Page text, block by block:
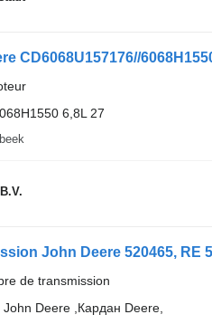
6,8L 27
John Deere 520465, RE
de transmission
Deere ,Кардан Deere,